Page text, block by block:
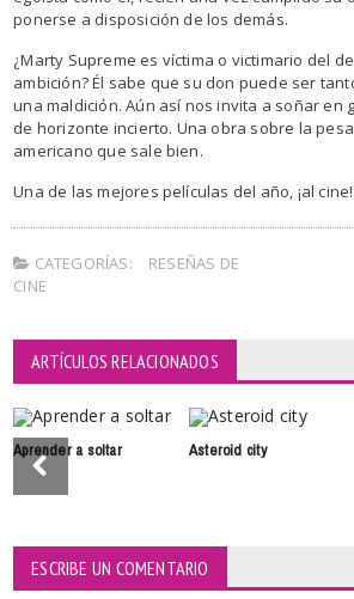
ponerse a disposición de los demás.
¿Marty Supreme es víctima o victimario del
ambición? Él sabe que su don puede ser
una maldición. Aún así nos invita a soñar en
de horizonte incierto. Una obra sobre la
americano que sale bien.
Una de las mejores películas del año, ¡al cine!
CATEGORÍAS:
RESEÑAS DE
CINE
ARTÍCULOS RELACIONADOS
Aprender a soltar
Asteroid city
ESCRIBE UN COMENTARIO